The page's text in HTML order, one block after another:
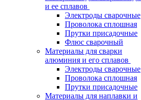
и ее сплавов
Электроды сварочные
Проволока сплошная
Прутки присадочные
Флюс сварочный
Материалы для сварки
алюминия и его сплавов
Электроды сварочные
Проволока сплошная
Прутки присадочные
Материалы для наплавки и